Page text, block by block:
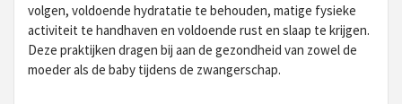
volgen, voldoende hydratatie te behouden, matige fysieke
activiteit te handhaven en voldoende rust en slaap te krijgen.
Deze praktijken dragen bij aan de gezondheid van zowel de
moeder als de baby tijdens de zwangerschap.